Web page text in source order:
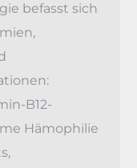
befasst sich
B12-
Hämophilie